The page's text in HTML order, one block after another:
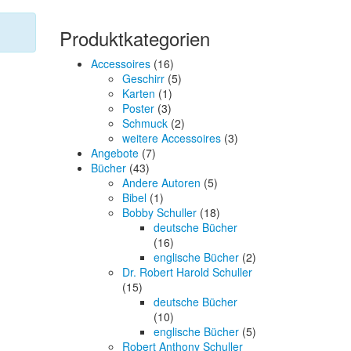
Produktkategorien
Accessoires (16)
Geschirr (5)
Karten (1)
Poster (3)
Schmuck (2)
weitere Accessoires (3)
Angebote (7)
Bücher (43)
Andere Autoren (5)
Bibel (1)
Bobby Schuller (18)
deutsche Bücher
(16)
englische Bücher (2)
Dr. Robert Harold Schuller
(15)
deutsche Bücher
(10)
englische Bücher (5)
Robert Anthony Schuller